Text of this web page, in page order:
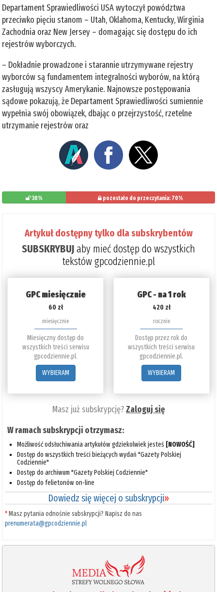
Departament Sprawiedliwości USA wytoczył powództwa
przeciwko pięciu stanom – Utah, Oklahoma, Kentucky, Wirginia
Zachodnia oraz New Jersey – domagając się dostępu do ich
rejestrów wyborczych.
– Dokładnie prowadzone i starannie utrzymywane rejestry
wyborców są fundamentem integralności wyborów, na którą
zasługują wszyscy Amerykanie. Najnowsze postępowania
sądowe pokazują, że Departament Sprawiedliwości sumiennie
wypełnia swój obowiązek, dbając o przejrzystość, rzetelne
utrzymanie rejestrów oraz
30% pozostało do przeczytania: 70%
Artykuł dostępny tylko dla subskrybentów
SUBSKRYBUJaby mieć dostęp do wszystkich
tekstów gpcodziennie.pl
GPC miesięcznie
60 zł
miesięcznie
Miesięczny dostęp do
wszystkich treści serwisu
gpcodziennie.pl.
WYBIERAM
GPC - na 1 rok
420 zł
rocznie
Dostęp przez rok do
wszystkich treści serwisu
gpcodziennie.pl.
WYBIERAM
Masz już subskrypcję?Zaloguj się
W ramach subskrypcji otrzymasz:
Możliwość odsłuchiwania artykułów gdziekolwiek jesteś [NOWOŚĆ]
Dostęp do wszystkich treści bieżących wydań "Gazety Polskiej
Codziennie"
Dostęp do archiwum "Gazety Polskiej Codziennie"
Dostęp do felietonów on-line
Dowiedz się więcej o subskrypcji»
*Masz pytania odnośnie subskrypcji? Napisz do nas
prenumerata@gpcodziennie.pl